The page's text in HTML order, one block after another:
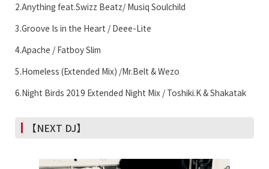
2.Anything feat.Swizz Beatz/ Musiq Soulchild
3.Groove Is in the Heart / Deee-Lite
4.Apache / Fatboy Slim
5.Homeless (Extended Mix) /Mr.Belt & Wezo
6.Night Birds 2019 Extended Night Mix / Toshiki.K & Shakatak
【NEXT DJ】